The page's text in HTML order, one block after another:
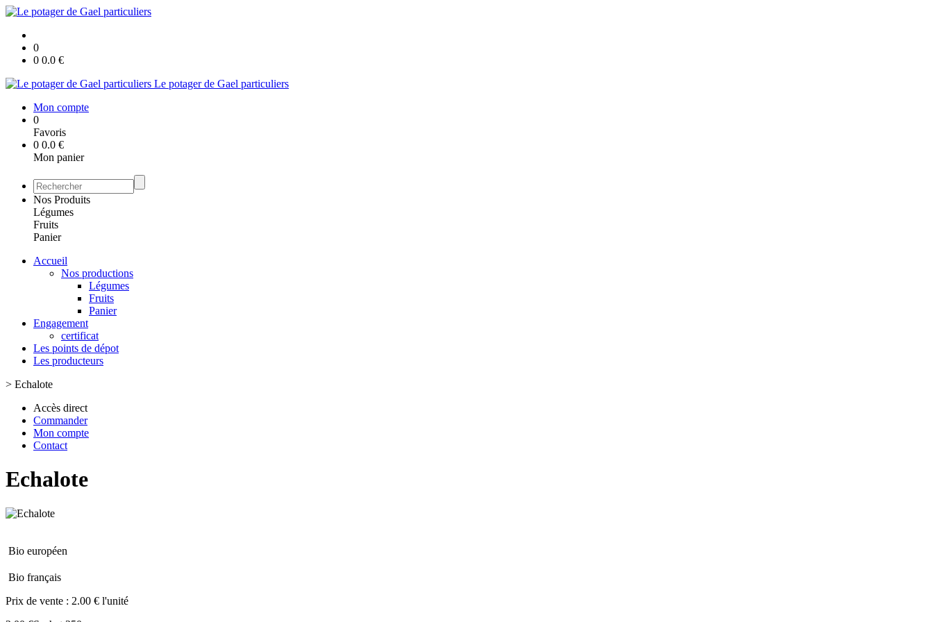
0
0 0.0 €
Le potager de Gael particuliers
Mon compte
0
Favoris
0 0.0 €
Mon panier
Nos Produits
Légumes
Fruits
Panier
Accueil
Nos productions
Légumes
Fruits
Panier
Engagement
certificat
Les points de dépot
Les producteurs
> Echalote
Accès direct
Commander
Mon compte
Contact
Echalote
Bio européen
Bio français
Prix de vente : 2.00 € l'unité